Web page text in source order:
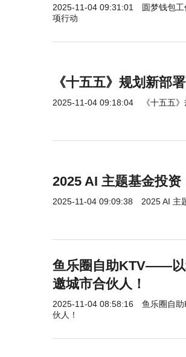
2025-11-04 09:31:01
圆梦钱包
项行动
《十五五》规划新
2025-11-04 09:18:04 《十五五
2025 AI 主题基金投
2025-11-04 09:09:38 2025 AI 主
鱼乐圈自助KTV——以
邀城市合伙人！
2025-11-04 08:58:16
鱼乐圈自
伙人！